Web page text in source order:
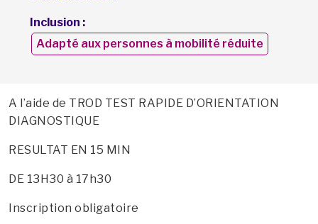
Inclusion :
Adapté aux personnes à mobilité réduite
A l’aide de TROD TEST RAPIDE D’ORIENTATION
DIAGNOSTIQUE
RESULTAT EN 15 MIN
DE 13H30 à 17h30
Inscription obligatoire